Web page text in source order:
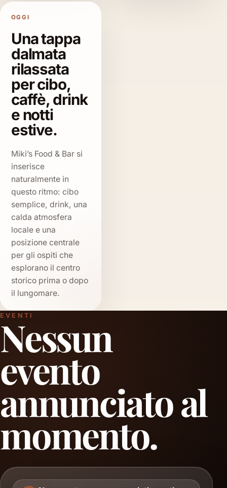
OGGI
Una tappa
dalmata
rilassata
per cibo,
caffè, drink
e notti
estive.
Miki’s Food & Bar si
inserisce
naturalmente in
questo ritmo: cibo
semplice, drink, una
calda atmosfera
locale e una
posizione centrale
per gli ospiti che
esplorano il centro
storico prima o dopo
il lungomare.
EVENTI
Nessun
evento
annunciatoal
momento.